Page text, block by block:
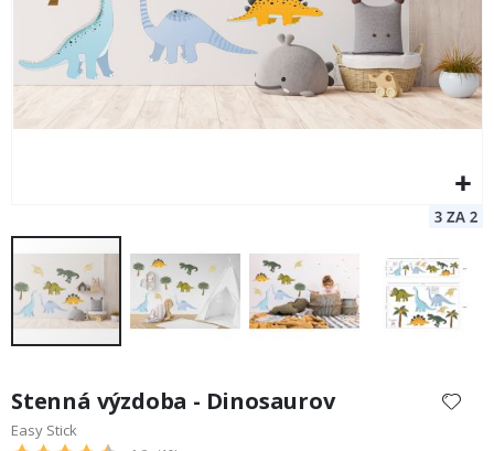
začiatok
galérie
Stenná výzdoba - Dinosaurov
Easy Stick